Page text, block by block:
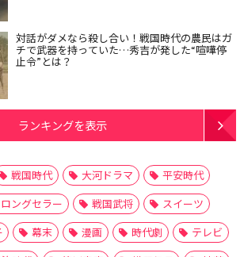
対話がダメなら殺し合い！戦国時代の農民はガ
チで武器を持っていた…秀吉が発した“喧嘩停
止令”とは？
ランキングを表示
戦国時代 大河ドラマ
平安時代
ロングセラー 戦国武将
スイーツ
幕末 漫画 時代劇
テレビ